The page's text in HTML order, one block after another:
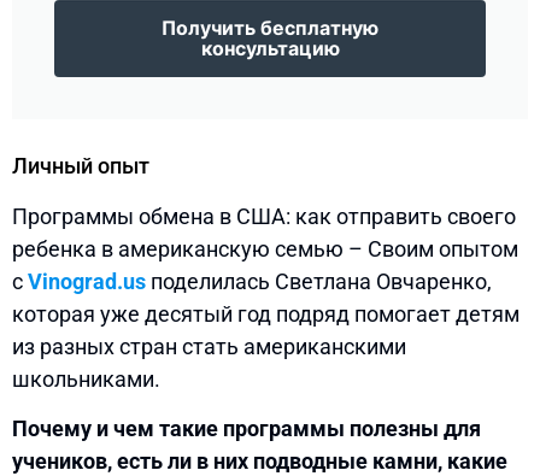
Получить бесплатную
консультацию
Личный опыт
Программы обмена в США: как отправить своего
ребенка в американскую семью – Своим опытом
сVinograd.us поделилась Светлана Овчаренко,
которая уже десятый год подряд помогает детям
из разных стран стать американскими
школьниками.
Почему и чем такие программы полезны для
учеников, есть ли в них подводные камни, какие